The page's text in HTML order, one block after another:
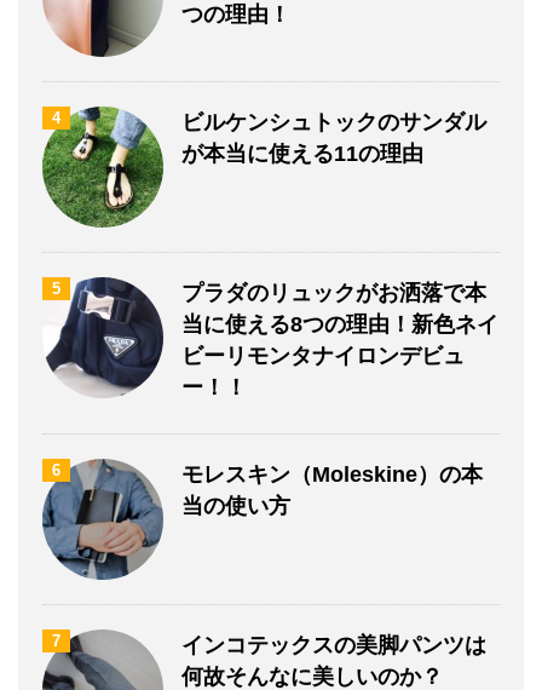
つの理由！
4
ビルケンシュトックのサンダル
が本当に使える11の理由
5
プラダのリュックがお洒落で本
当に使える8つの理由！新色ネイ
ビーリモンタナイロンデビュ
ー！！
6
モレスキン（Moleskine）の本
当の使い方
7
インコテックスの美脚パンツは
何故そんなに美しいのか？